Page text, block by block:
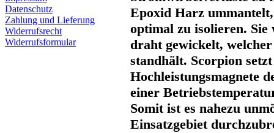
Datenschutz
Zahlung und Lieferung
Widerrufsrecht
Widerrufsformular
Epoxid Harz
optimal zu isolieren.
draht gewickelt,
standhält. Scorpion
Hochleistungsmagnete
einer
Somit ist es nahezu
Einsatzgebiet